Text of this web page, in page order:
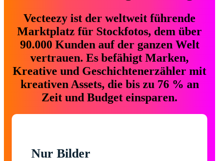
Vecteezy ist der weltweit führende
Marktplatz für Stockfotos, dem über
90.000 Kunden auf der ganzen Welt
vertrauen. Es befähigt Marken,
Kreative und Geschichtenerzähler mit
kreativen Assets, die bis zu 76 % an
Zeit und Budget einsparen.
Nur Bilder